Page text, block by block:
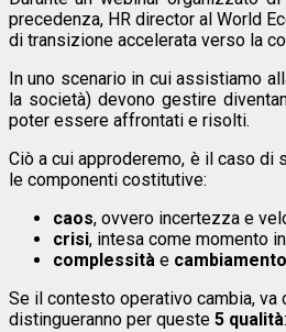
precedenza, HR director al World
di transizione accelerata verso la
In uno scenario in cui assistiamo
la società) devono gestire
poter essere affrontati e risolti.
Ciò a cui approderemo, è il caso di
le componenti costitutive:
caos, ovvero incertezza e
crisi, intesa come momento
complessità e
Se il contesto operativo cambia,
distingueranno per queste 5 qualità: